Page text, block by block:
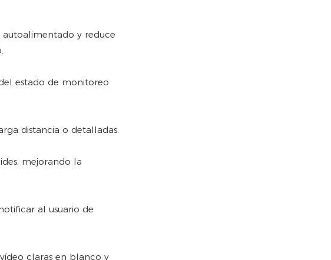
autoalimentado y reduce
estado de monitoreo
distancia o detalladas.
mejorando la
al usuario de
claras en blanco y